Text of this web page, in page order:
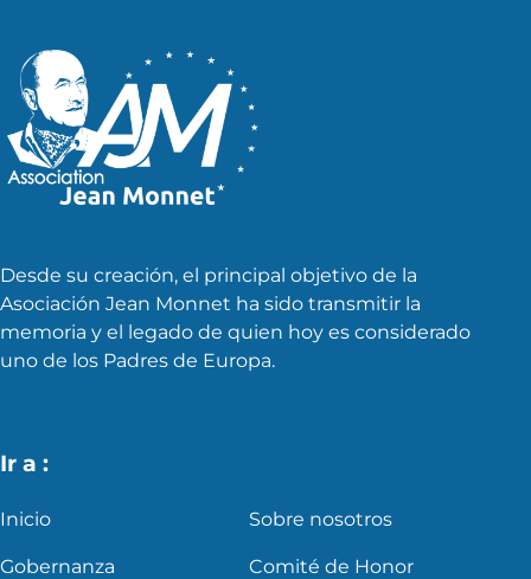
Desde su creación, el principal objetivo de la
Asociación Jean Monnet ha sido transmitir la
memoria y el legado de quien hoy es considerado
uno de los Padres de Europa.
Ir a :
Inicio Sobre nosotros
Gobernanza Comité de Honor